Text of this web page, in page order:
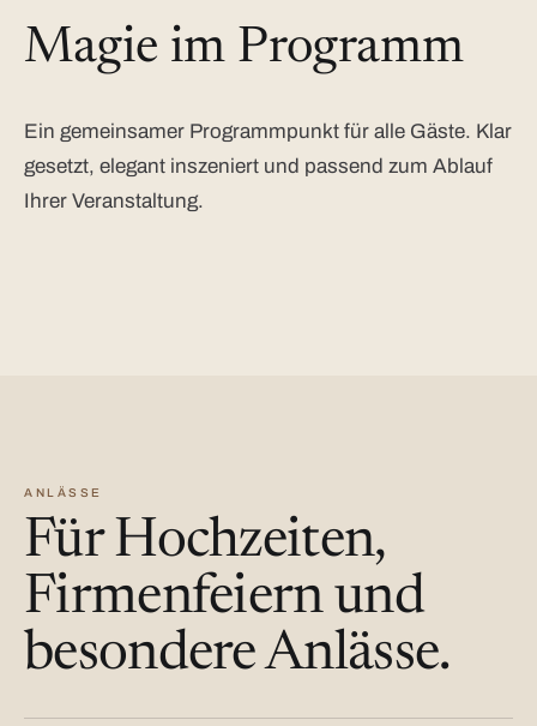
Magie im Programm
Ein gemeinsamer Programmpunkt für alle Gäste. Klar
gesetzt, elegant inszeniert und passend zum Ablauf
Ihrer Veranstaltung.
ANLÄSSE
Für Hochzeiten,
Firmenfeiern und
besondere Anlässe.